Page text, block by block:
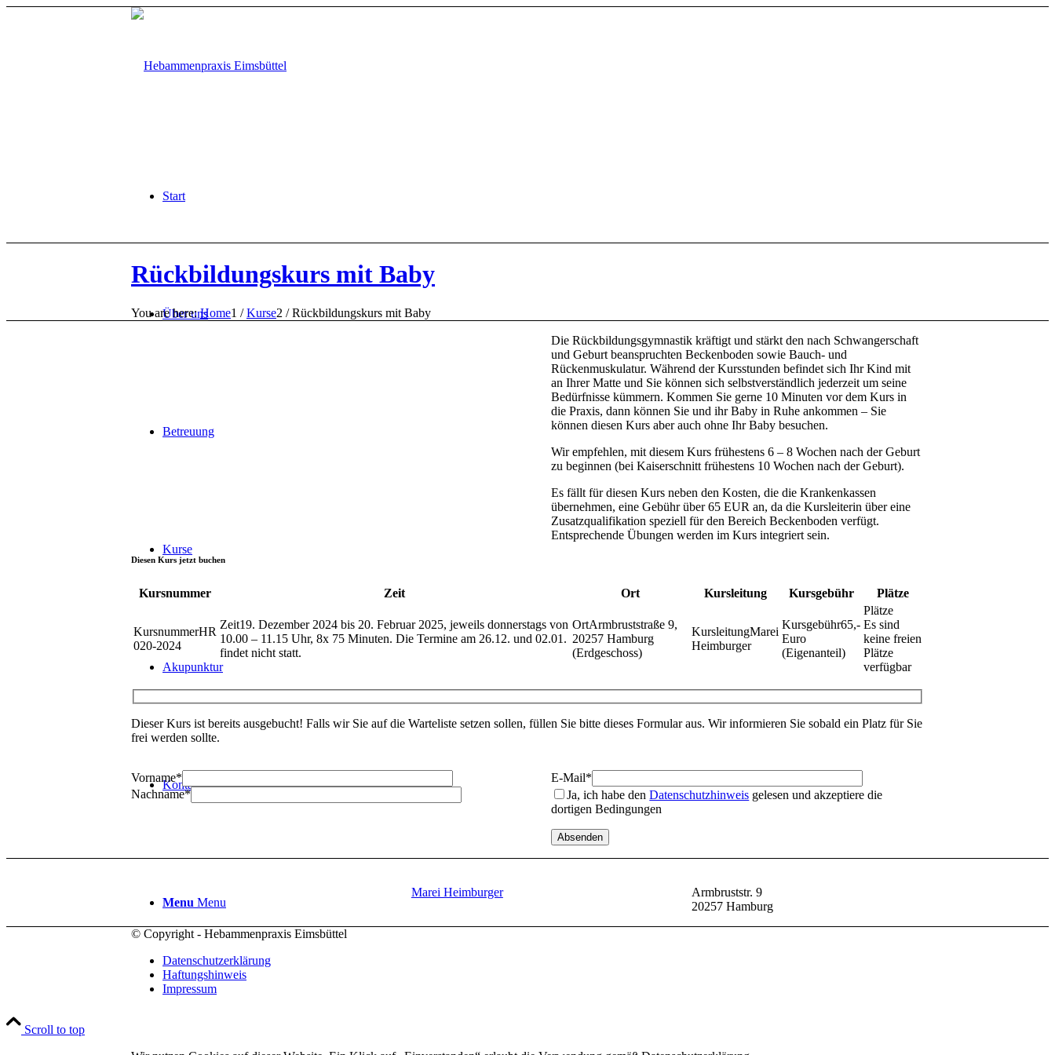
Start
Über uns
Betreuung
Kurse
Akupunktur
Kontakt
Menu Menu
Rückbildungskurs mit Baby
You are here: Home1 / Kurse2 / Rückbildungskurs mit Baby
Die Rückbildungsgymnastik kräftigt und stärkt den nach Schwangerschaft
und Geburt beanspruchten Beckenboden sowie Bauch- und
Rückenmuskulatur. Während der Kursstunden befindet sich Ihr Kind mit
an Ihrer Matte und Sie können sich selbstverständlich jederzeit um seine
Bedürfnisse kümmern. Kommen Sie gerne 10 Minuten vor dem Kurs in
die Praxis, dann können Sie und ihr Baby in Ruhe ankommen – Sie
können diesen Kurs aber auch ohne Ihr Baby besuchen.
Wir empfehlen, mit diesem Kurs frühestens 6 – 8 Wochen nach der Geburt
zu beginnen (bei Kaiserschnitt frühestens 10 Wochen nach der Geburt).
Es fällt für diesen Kurs neben den Kosten, die die Krankenkassen
übernehmen, eine Gebühr über 65 EUR an, da die Kursleiterin über eine
Zusatzqualifikation speziell für den Bereich Beckenboden verfügt.
Entsprechende Übungen werden im Kurs integriert sein.
Diesen Kurs jetzt buchen
Kursnummer Zeit Ort Kursleitung Kursgebühr Plätze
HR
020-2024
19. Dezember 2024 bis 20. Februar 2025, jeweils donnerstags von
10.00 – 11.15 Uhr, 8x 75 Minuten. Die Termine am 26.12. und 02.01.
findet nicht statt.
Armbruststraße 9,
20257 Hamburg
(Erdgeschoss)
Marei
Heimburger
65,-
Euro
(Eigenanteil)
Es sind
keine freien
Plätze
verfügbar
Dieser Kurs ist bereits ausgebucht! Falls wir Sie auf die Warteliste setzen sollen, füllen Sie bitte dieses Formular aus. Wir informieren Sie sobald ein Platz für Sie
frei werden sollte.
Vorname*
Nachname*
E-Mail*
Ja, ich habe denDatenschutzhinweis gelesen und akzeptiere die
dortigen Bedingungen
Marei Heimburger
Armbruststr. 9
20257 Hamburg
© Copyright - Hebammenpraxis Eimsbüttel
Datenschutzerklärung
Haftungshinweis
Impressum
Scroll to top